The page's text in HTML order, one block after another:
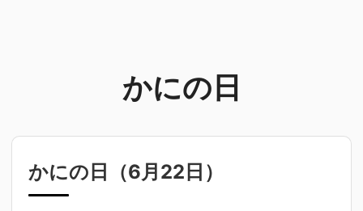
かにの日
かにの日（6月22日 ）